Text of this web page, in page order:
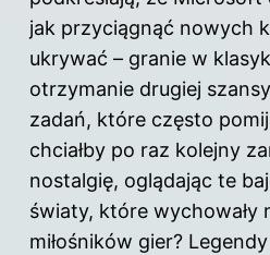
jak przyciągnąć nowych
ukrywać – granie w
otrzymanie drugiej
zadań, które często
chciałby po raz kolejny
nostalgię, oglądając te
światy, które wychowały
miłośników gier?